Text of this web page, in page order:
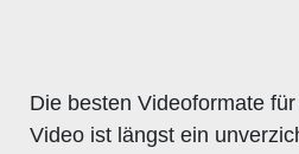
Die besten Videoformate
Video ist längst ein